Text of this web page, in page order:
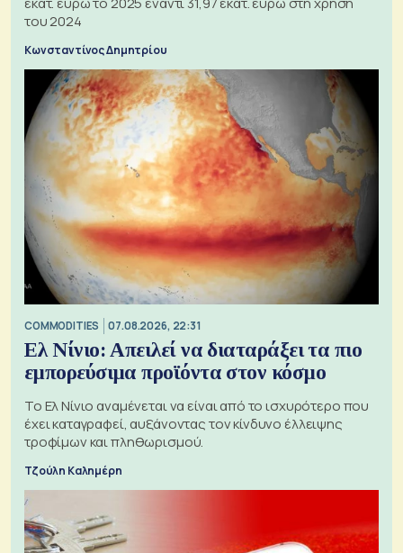
του 2024
Κωνσταντίνος Δημητρίου
COMMODITIES 07.08.2026, 22:31
Ελ Νίνιο: Απειλεί να διαταράξει τα πιο
εμπορεύσιμα προϊόντα στον κόσμο
Το Ελ Νίνιο αναμένεται να είναι από το ισχυρότερο που
έχει καταγραφεί, αυξάνοντας τον κίνδυνο έλλειψης
τροφίμων και πληθωρισμού.
Τζούλη Καλημέρη